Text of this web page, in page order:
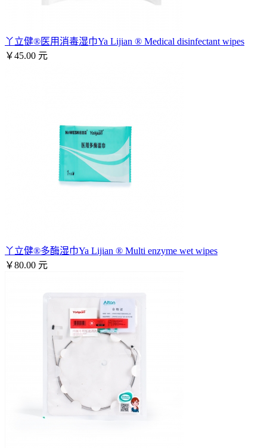
丫立健®医用消毒湿巾Ya Lijian ® Medical disinfectant wipes
￥45.00 元
丫立健®多酶湿巾Ya Lijian ® Multi enzyme wet wipes
￥80.00 元